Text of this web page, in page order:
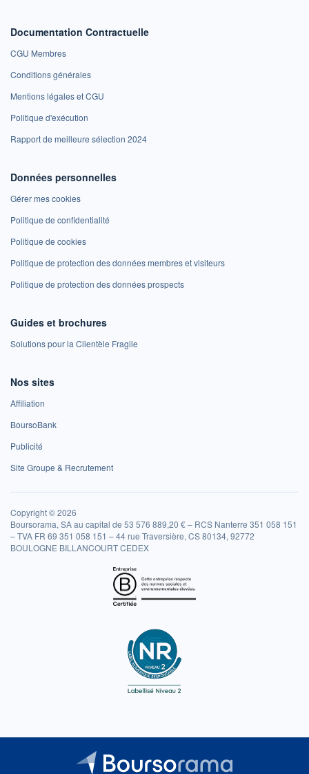
Documentation Contractuelle
CGU Membres
Conditions générales
Mentions légales et CGU
Politique d'exécution
Rapport de meilleure sélection 2024
Données personnelles
Gérer mes cookies
Politique de confidentialité
Politique de cookies
Politique de protection des données membres et visiteurs
Politique de protection des données prospects
Guides et brochures
Solutions pour la Clientèle Fragile
Nos sites
Affiliation
BoursoBank
Publicité
Site Groupe & Recrutement
Copyright © 2026
Boursorama, SA au capital de 53 576 889,20 € – RCS Nanterre 351 058 151
– TVA FR 69 351 058 151 – 44 rue Traversière, CS 80134, 92772
BOULOGNE BILLANCOURT CEDEX